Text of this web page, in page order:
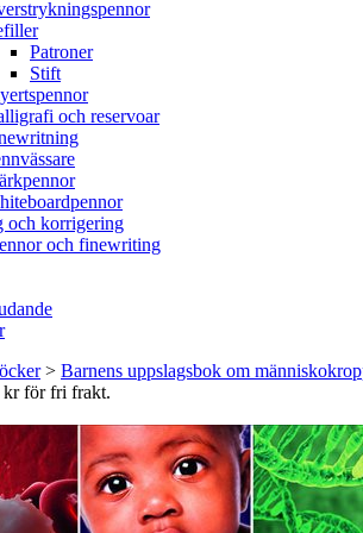
Patroner
Stift
och reservoar
och korrigering
och finewriting
> Barnens uppslagsbok om
kr för fri frakt.